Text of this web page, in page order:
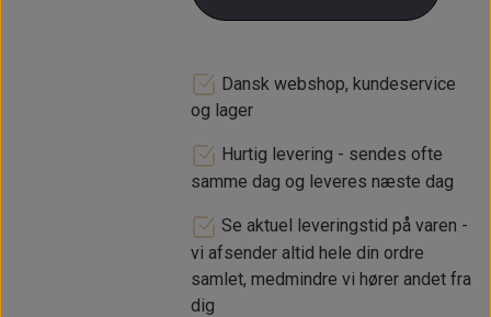
kan fint holde til varme i selv kraftigt
Dette sæt er med PAYEN AF470
kvalitets toppakning med
gummitætningsring omkring
olietryks hullet
Toppakning af højeste kvalitet fra
"PAYEN", som også bruges til
motorsport brug til 970, 1071 og
1275 motorer
Dansk webshop, kundeservice
og lager
Hurtig levering - sendes ofte
samme dag og leveres næste dag
Se aktuel leveringstid på varen -
vi afsender altid hele din ordre
samlet, medmindre vi hører andet fra
dig